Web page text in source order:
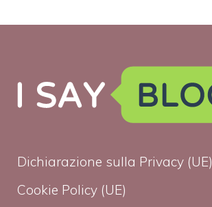
Dichiarazione sulla Privacy (UE)
Cookie Policy (UE)